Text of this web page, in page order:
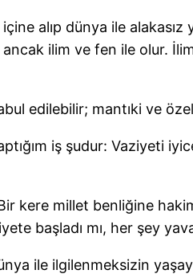
alıp dünya ile
ancak ilim ve fen ile olur.
edilebilir; mantıki ve
iş şudur: Vaziyeti
kere millet benliğine
başladı mı, her şey
ile ilgilenmeksizin